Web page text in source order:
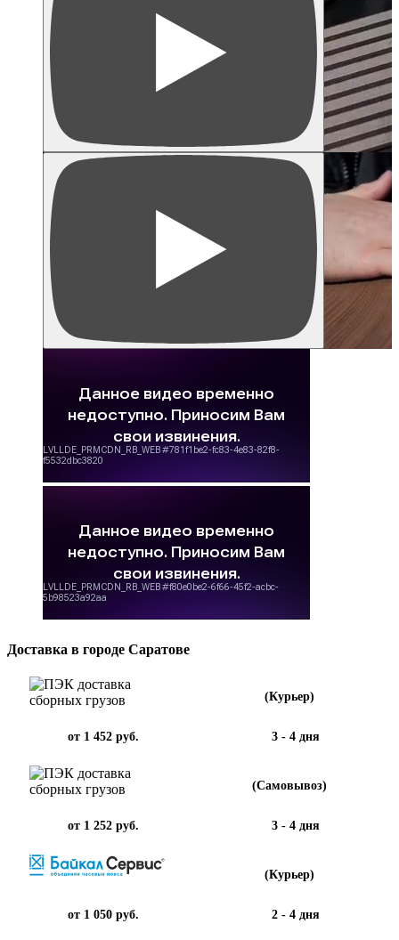
Доставка в городе Саратове
(Курьер)
от 1 452 руб. 3 - 4 дня
(Самовывоз)
от 1 252 руб. 3 - 4 дня
(Курьер)
от 1 050 руб. 2 - 4 дня